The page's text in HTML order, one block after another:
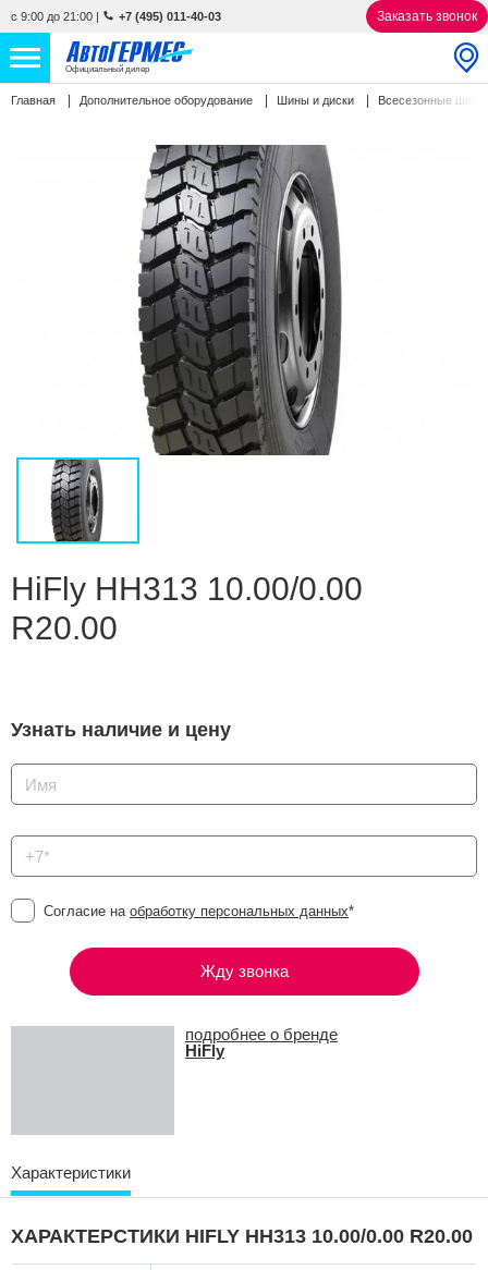
с 9:00 до 21:00 | +7 (495) 011-40-03 Заказать звонок
Официальный дилер
НОВЫЕ АВТОМОБИЛИ 4846 авто
848 авто
Избранное
Сравнение
Главная Дополнительное оборудование Шины и диски Всесезонные
HiFly HH313 10.00/0.00
R20.00
Узнать наличие и цену
Согласие на обработку персональных данных*
Жду звонка
подробнее о бренде
HiFly
Характеристики
ХАРАКТЕРСТИКИ HIFLY HH313 10.00/0.00 R20.00